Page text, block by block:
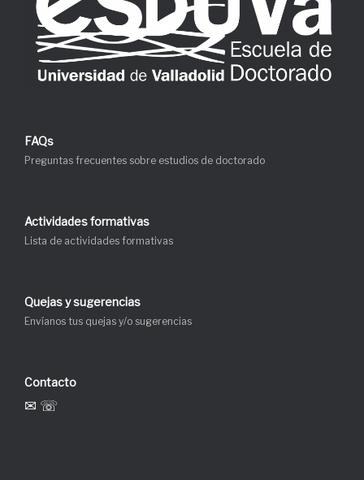
FAQs
Preguntas frecuentes sobre estudios de doctorado
Actividades formativas
Lista de actividades formativas
Quejas y sugerencias
Envíanos tus quejas y/o sugerencias
Contacto
✉ ☏